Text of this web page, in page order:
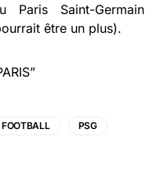
Saint-Germain
être un plus).
FOOTBALL PSG